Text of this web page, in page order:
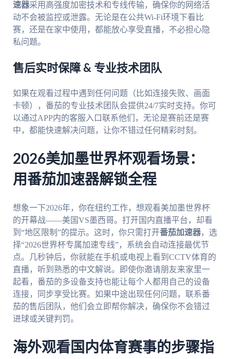
速器采用高强度加密技术和专线传输，确保你的网络活
动不会被监控或泄露。无论是在公共Wi-Fi环境下看比
赛，还是在家中使用，都能放心享受直播，不必担心隐
私问题。
售后实时保障 & 专业技术团队
如果在观看过程中遇到任何问题（比如连接失败、画面
卡顿），番茄的专业技术团队会提供24/7实时支持。你可
以通过APP内的客服入口联系他们，无论是赛前还是赛
中，都能快速解决问题，让你不错过任何精彩时刻。
2026美加墨世界杯观看场景：
用番茄加速器解锁全程
想象一下2026年，你在纽约工作，想观看美加墨世界杯
的开幕战——美国VS墨西哥。打开国内直播平台，却看
到“地区限制”的提示。这时，你只需打开番茄加速器，选
择“2026世界杯专属加速专线”，系统会自动连接最优节
点。几秒钟后，你就能在手机或电视上看到CCTV体育的
直播，听到熟悉的中文解说。即使你邀请朋友来家里一
起看，番茄的多设备支持也能让每个人都用自己的设备
连接，同步享受比赛。如果中途出现任何问题，联系番
茄的售后团队，他们会立即帮你解决，确保你不会错过
进球或关键判罚。
海外观看国内体育赛事的步骤指